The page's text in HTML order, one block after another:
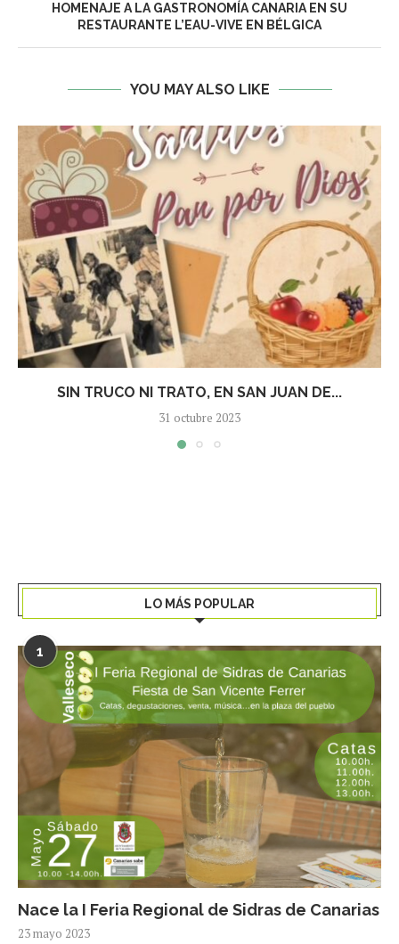
HOMENAJE A LA GASTRONOMÍA CANARIA EN SU
RESTAURANTE L’EAU-VIVE EN BÉLGICA
YOU MAY ALSO LIKE
SIN TRUCO NI TRATO, EN SAN JUAN DE...
31 octubre 2023
LO MÁS POPULAR
1
Nace la I Feria Regional de Sidras de Canarias
23 mayo 2023